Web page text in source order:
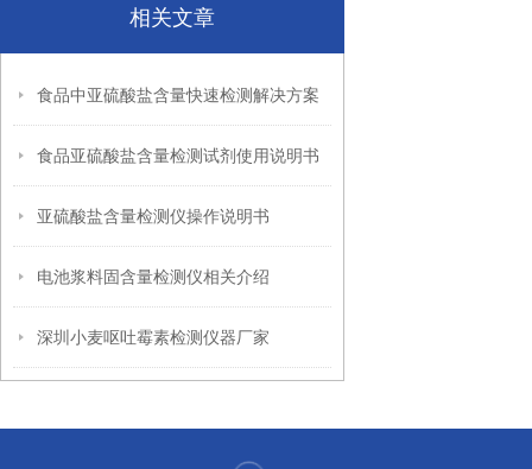
相关文章
食品中亚硫酸盐含量快速检测解决方案
食品亚硫酸盐含量检测试剂使用说明书
亚硫酸盐含量检测仪操作说明书
电池浆料固含量检测仪相关介绍
深圳小麦呕吐霉素检测仪器厂家